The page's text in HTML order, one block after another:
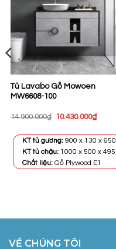
Tủ Lavabo Gỗ Mowoen
MW6608-100
14.900.000₫
Giá
14.900.000₫.
10.430.000₫Giá
là:
KT tủ gương: 900 x 130 x 650
KT tủ chậu: 1000 x 500 x 495
Chất liệu:Gỗ Plywood E1
VỀ CHÚNG TÔI